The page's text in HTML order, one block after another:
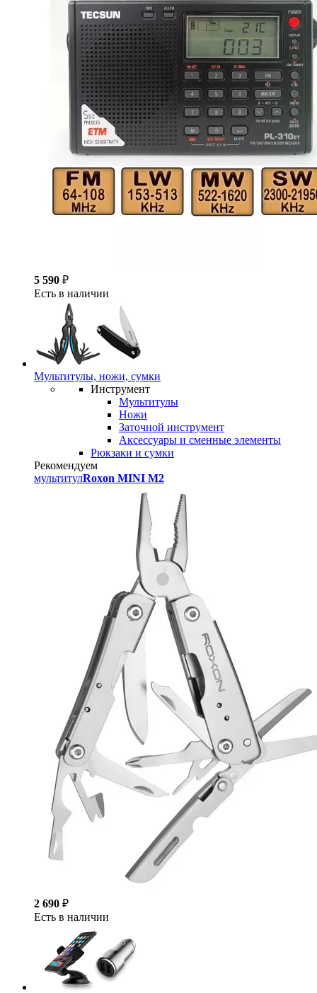
5 590 ₽
Есть в наличии
Мультитулы, ножи, сумки
Инструмент
Мультитулы
Ножи
Заточной инструмент
Аксессуары и сменные элементы
Рюкзаки и сумки
Рекомендуем
мультитулRoxon MINI M2
2 690 ₽
Есть в наличии